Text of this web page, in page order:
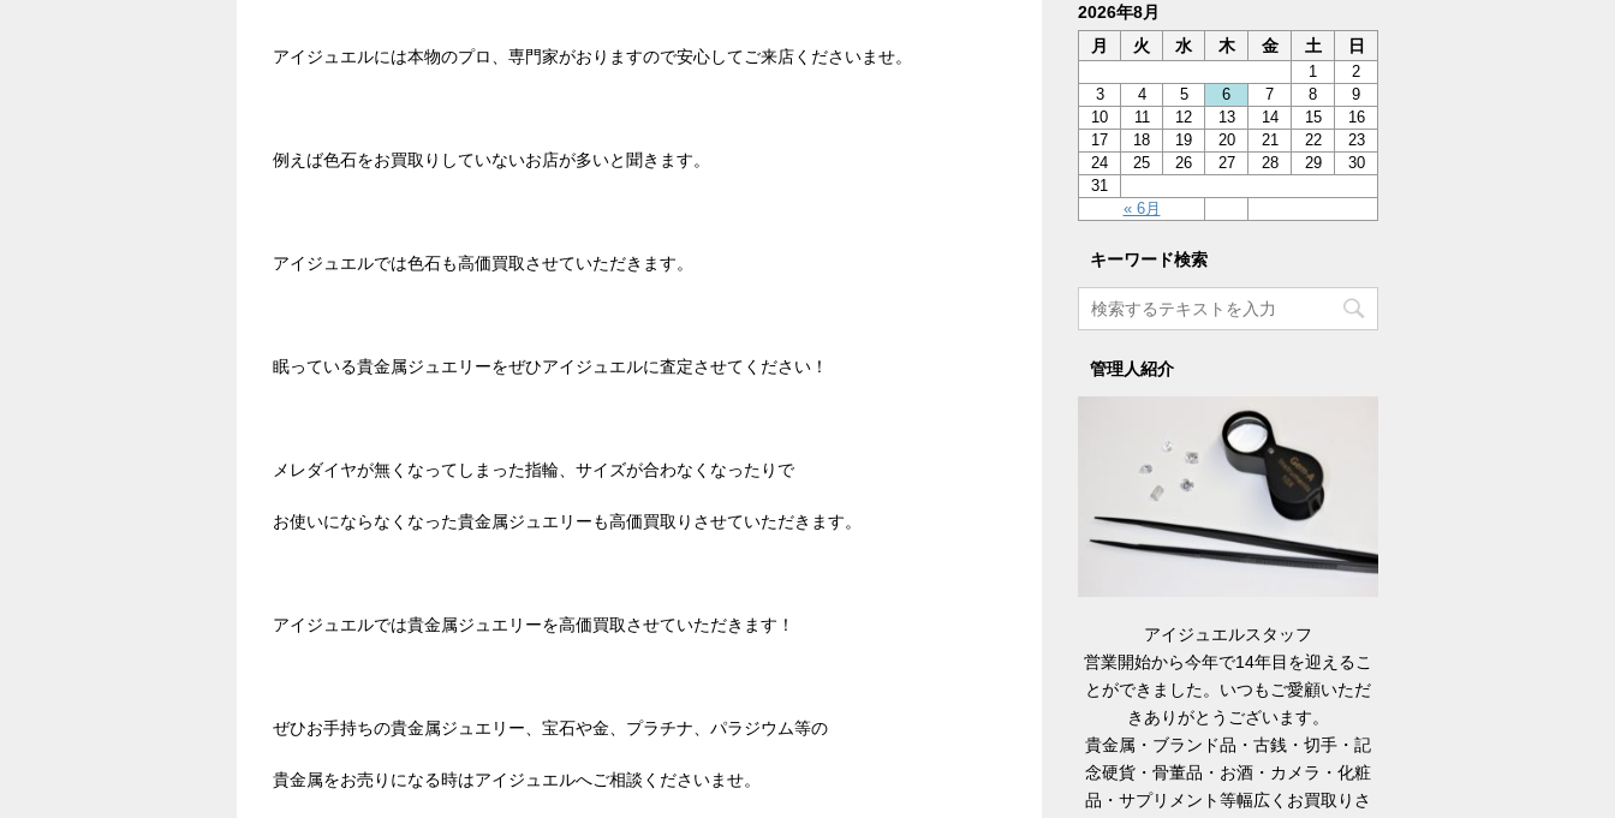
アイジュエルには本物のプロ、専門家がおりますので安心してご来店くださいませ。
例えば色石をお買取りしていないお店が多いと聞きます。
アイジュエルでは色石も高価買取させていただきます。
眠っている貴金属ジュエリーをぜひアイジュエルに査定させてください！
メレダイヤが無くなってしまった指輪、サイズが合わなくなったりで
お使いにならなくなった貴金属ジュエリーも高価買取りさせていただきます。
アイジュエルでは貴金属ジュエリーを高価買取させていただきます！
ぜひお手持ちの貴金属ジュエリー、宝石や金、プラチナ、パラジウム等の
貴金属をお売りになる時はアイジュエルへご相談くださいませ。
2026年8月
月
火 水 木 金 土 日
« 6月
1
2
3
4 5 6 7 8
9
10
11 12 13 14 15
16
17
18 19 20 21 22
23
24
25 26 27 28 29
30
31
キーワード検索
管理人紹介
アイジュエルスタッフ
営業開始から今年で14年目を迎えるこ
とができました。いつもご愛顧いただ
きありがとうございます。
貴金属・ブランド品・古銭・切手・記
念硬貨・骨董品・お酒・カメラ・化粧
品・サプリメント等幅広くお買取りさ